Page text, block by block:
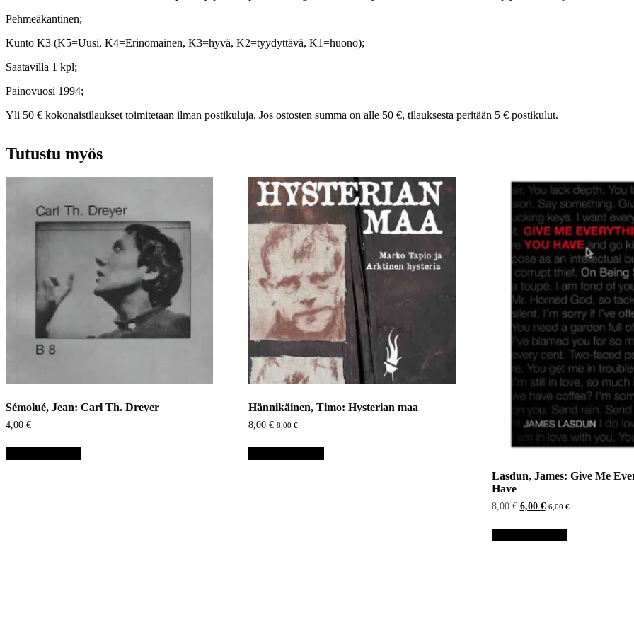
Pehmeäkantinen;
Kunto K3 (K5=Uusi, K4=Erinomainen, K3=hyvä, K2=tyydyttävä, K1=huono);
Saatavilla 1 kpl;
Painovuosi 1994;
Yli 50 € kokonaistilaukset toimitetaan ilman postikuluja. Jos ostosten summa on alle 50 €, tilauksesta peritään 5 € postikulut.
Tutustu myös
Sémolué, Jean: Carl Th. Dreyer
4,00 €
Hännikäinen, Timo: Hysterian maa
8,00€ 8,00€
Lasdun, James: Give Me
Have
8,00€ Alkuperäinen
oli:
8,00 €.
6,00 €Nykyinen
on:
6,00 €.
6,00 €